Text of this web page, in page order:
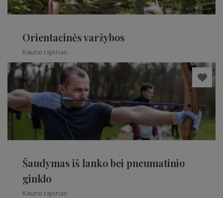
Orientacinės varžybos
Kauno rajonas
Šaudymas iš lanko bei pneumatinio
ginklo
Kauno rajonas